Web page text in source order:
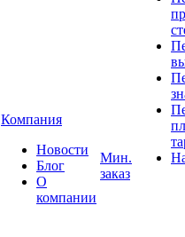
Компания
Новости
Блог
О
компании
Мин.
заказ